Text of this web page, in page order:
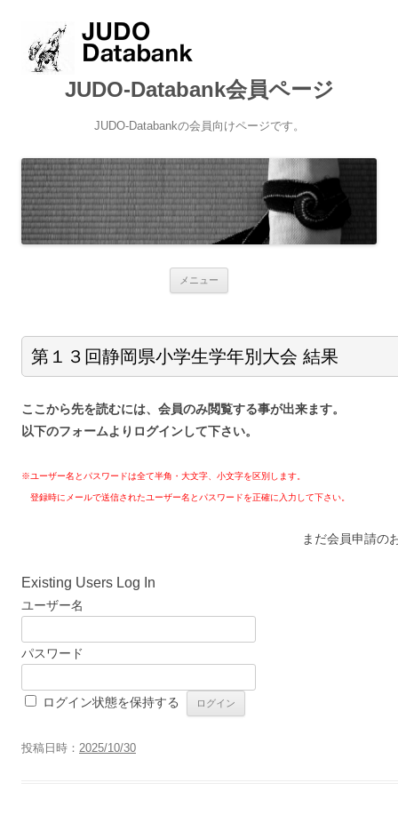
JUDO-Databank会員ページ
JUDO-Databankの会員向けページです。
メニュー
第１３回静岡県小学生学年別大会 結果
ここから先を読むには、会員のみ閲覧する事が出来ます。
以下のフォームよりログインして下さい。
※ユーザー名とパスワードは全て半角・大文字、小文字を区別します。
登録時にメールで送信されたユーザー名とパスワードを正確に入力して下さい。
まだ会員申請の
Existing Users Log In
ユーザー名
パスワード
ログイン状態を保持する
投稿日時： 2025/10/30